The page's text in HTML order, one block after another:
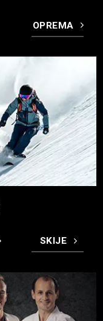
OPREMA
SKIJE